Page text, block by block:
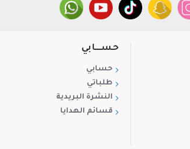
حســـابي
حسابي
طلباتي
النشرة البريدية
قسائم الهدايا